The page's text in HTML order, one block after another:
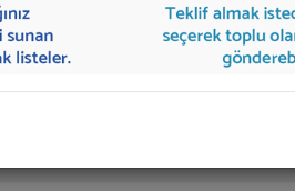
At Binicilik Eğitimi
teklifi almak
aktarabilirsiniz.